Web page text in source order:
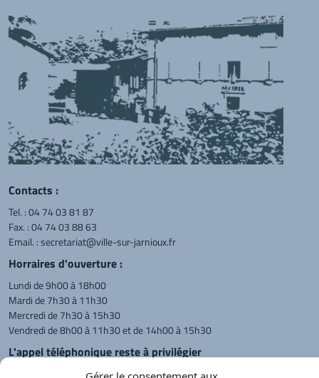
Contacts :
Tel. :04 74 03 81 87
Fax. : 04 74 03 88 63
Email. :secretariat@ville-sur-jarnioux.fr
Horraires d'ouverture :
Lundi de 9h00 à 18h00
Mardi de 7h30 à 11h30
Mercredi de 7h30 à 15h30
Vendredi de 8h00 à 11h30 et de 14h00 à 15h30
L'appel téléphonique reste à privilégier
Monsieur le Maire et les adjoints